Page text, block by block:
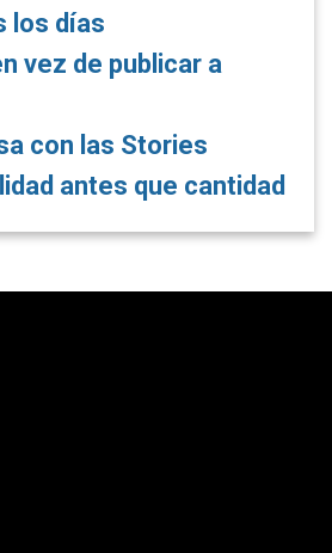
los días
vez de publicar a
con las Stories
antes que cantidad